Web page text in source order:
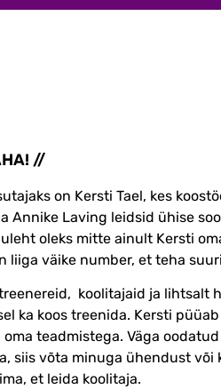
//
on Kersti Tael, kes
Annike Laving leidsid ühise
oleks mitte ainult Kersti
liiga väike number, et teha
koolitajaid ja lihtsalt
ka koos treenida. Kersti
teadmistega. Väga
siis võta minuga ühendust
et leida koolitaja.